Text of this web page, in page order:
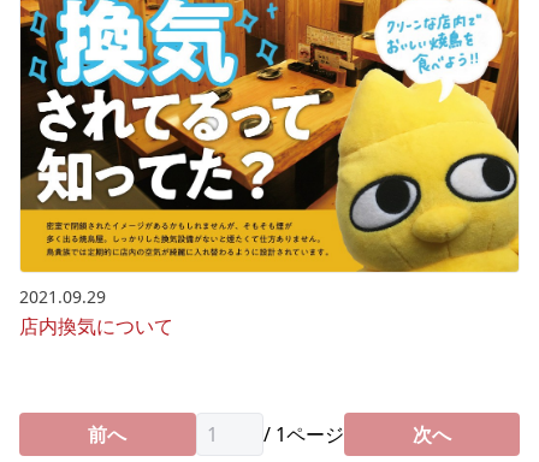
2021.09.29
店内換気について
前へ / 1ページ 次へ